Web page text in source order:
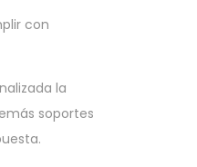
con
la
soportes